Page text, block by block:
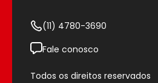
(11) 4780-3690
Fale conosco
Todos os direitos reservados